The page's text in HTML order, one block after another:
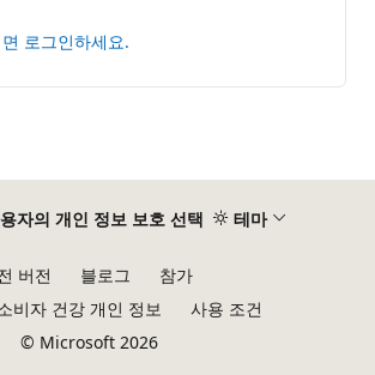
로그인하세요.
자의 개인 정보 보호 선택 테마
버전 블로그
참가
비자 건강 개인 정보
사용 조건
© Microsoft 2026